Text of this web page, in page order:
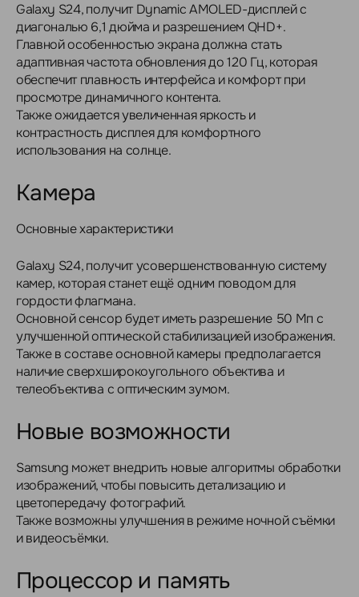
Galaxy S24, получит Dynamic AMOLED-дисплей с
диагональю 6,1 дюйма и разрешением QHD+.
Главной особенностью экрана должна стать
адаптивная частота обновления до 120 Гц, которая
обеспечит плавность интерфейса и комфорт при
просмотре динамичного контента.
Также ожидается увеличенная яркость и
контрастность дисплея для комфортного
использования на солнце.
Камера
Основные характеристики
Galaxy S24, получит усовершенствованную систему
камер, которая станет ещё одним поводом для
гордости флагмана.
Основной сенсор будет иметь разрешение 50 Мп с
улучшенной оптической стабилизацией изображения.
Также в составе основной камеры предполагается
наличие сверхширокоугольного объектива и
телеобъектива с оптическим зумом.
Новые возможности
Samsung может внедрить новые алгоритмы обработки
изображений, чтобы повысить детализацию и
цветопередачу фотографий.
Также возможны улучшения в режиме ночной съёмки
и видеосъёмки.
Процессор и память